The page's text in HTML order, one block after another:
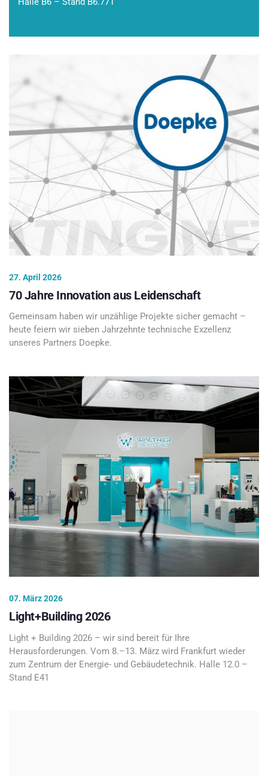
27. April 2026
70 Jahre Innovation aus Leidenschaft
Gemeinsam haben wir unzählige Projekte sicher gemacht –
heute feiern wir sieben Jahrzehnte technische Exzellenz
unseres Partners Doepke.
07. März 2026
Light+Building 2026
Light + Building 2026 – wir sind bereit für Ihre
Herausforderungen. Vom 8.–13. März wird Frankfurt wieder
zum Zentrum der Energie- und Gebäudetechnik. Halle 12.0 –
Stand E41